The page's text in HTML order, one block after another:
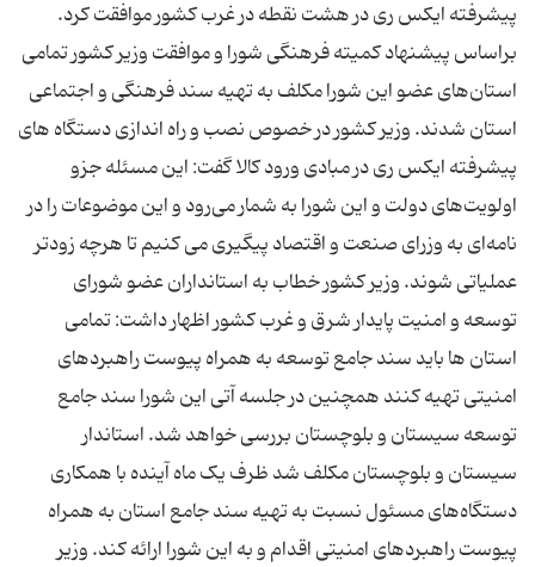
پیشرفته ایکس ری در هشت نقطه در غرب کشور موافقت کرد.
براساس پیشنهاد کمیته فرهنگی شورا و موافقت وزیر کشور تمامی
استان‌های عضو این شورا مکلف به تهیه سند فرهنگی و اجتماعی
استان شدند. وزیر کشور در خصوص نصب و راه اندازی دستگاه های
پیشرفته ایکس ری در مبادی ورود کالا گفت: این مسئله جزو
اولویت‌های دولت و این شورا به شمار می‌رود و این موضوعات را در
نامه‌ای به وزرای صنعت و اقتصاد پیگیری می کنیم تا هرچه زودتر
عملیاتی شوند. وزیر کشور خطاب به استانداران عضو شورای
توسعه و امنیت پایدار شرق و غرب کشور اظهار داشت: تمامی
استان ها باید سند جامع توسعه به همراه پیوست راهبردهای
امنیتی تهیه کنند همچنین در جلسه آتی این شورا سند جامع
توسعه سیستان و بلوچستان بررسی خواهد شد. استاندار
سیستان و بلوچستان مکلف شد ظرف یک ماه آینده با همکاری
دستگاه‌های مسئول نسبت به تهیه سند جامع استان به همراه
پیوست راهبردهای امنیتی اقدام و به این شورا ارائه کند. وزیر